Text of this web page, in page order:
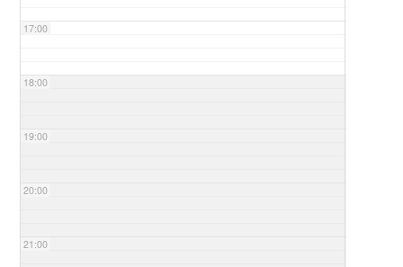
17:00
18:00
19:00
20:00
21:00